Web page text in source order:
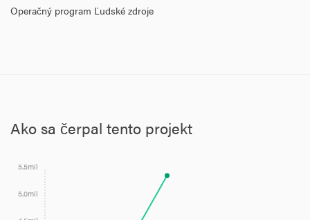
Operačný program Ľudské zdroje
Ako sa čerpal tento projekt
5.0mil
5.5mil